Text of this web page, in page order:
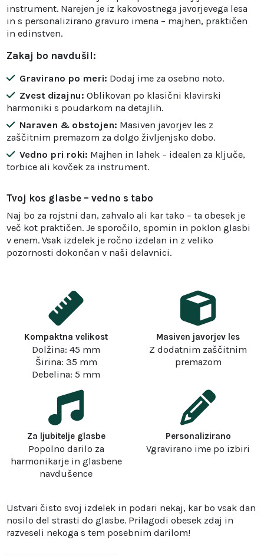
instrument. Narejen je iz kakovostnega javorjevega lesa
in s personalizirano gravuro imena – majhen, praktičen
in edinstven.
Zakaj bo navdušil:
Gravirano po meri: Dodaj ime za osebno noto.
Zvest dizajnu: Oblikovan po klasični klavirski
harmoniki s poudarkom na detajlih.
Naraven & obstojen: Masiven javorjev les z
zaščitnim premazom za dolgo življenjsko dobo.
Vedno pri roki: Majhen in lahek – idealen za ključe,
torbice ali kovček za instrument.
Tvoj kos glasbe – vedno s tabo
Naj bo za rojstni dan, zahvalo ali kar tako – ta obesek je
več kot praktičen. Je sporočilo, spomin in poklon glasbi
v enem. Vsak izdelek je ročno izdelan in z veliko
pozornosti dokončan v naši delavnici.
Kompaktna velikost
Dolžina: 45 mm
Širina: 35 mm
Debelina: 5 mm
Masiven javorjev les
Z dodatnim zaščitnim
premazom
Za ljubitelje glasbe
Popolno darilo za
harmonikarje in glasbene
navdušence
Personalizirano
Vgravirano ime po izbiri
Ustvari čisto svoj izdelek in podari nekaj, kar bo vsak dan
nosilo del strasti do glasbe. Prilagodi obesek zdaj in
razveseli nekoga s tem posebnim darilom!